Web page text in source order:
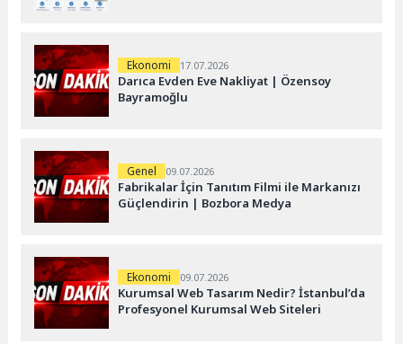
Ekonomi 17.07.2026
Darıca Evden Eve Nakliyat | Özensoy
Bayramoğlu
Genel 09.07.2026
Fabrikalar İçin Tanıtım Filmi ile Markanızı
Güçlendirin | Bozbora Medya
Ekonomi 09.07.2026
Kurumsal Web Tasarım Nedir? İstanbul’da
Profesyonel Kurumsal Web Siteleri